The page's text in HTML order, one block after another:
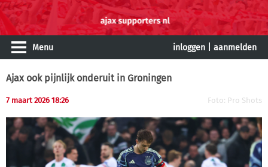
Menu inloggen aanmelden
Ajax ook pijnlijk onderuit in Groningen
7 maart 2026 18:26 Foto: Pro Shots